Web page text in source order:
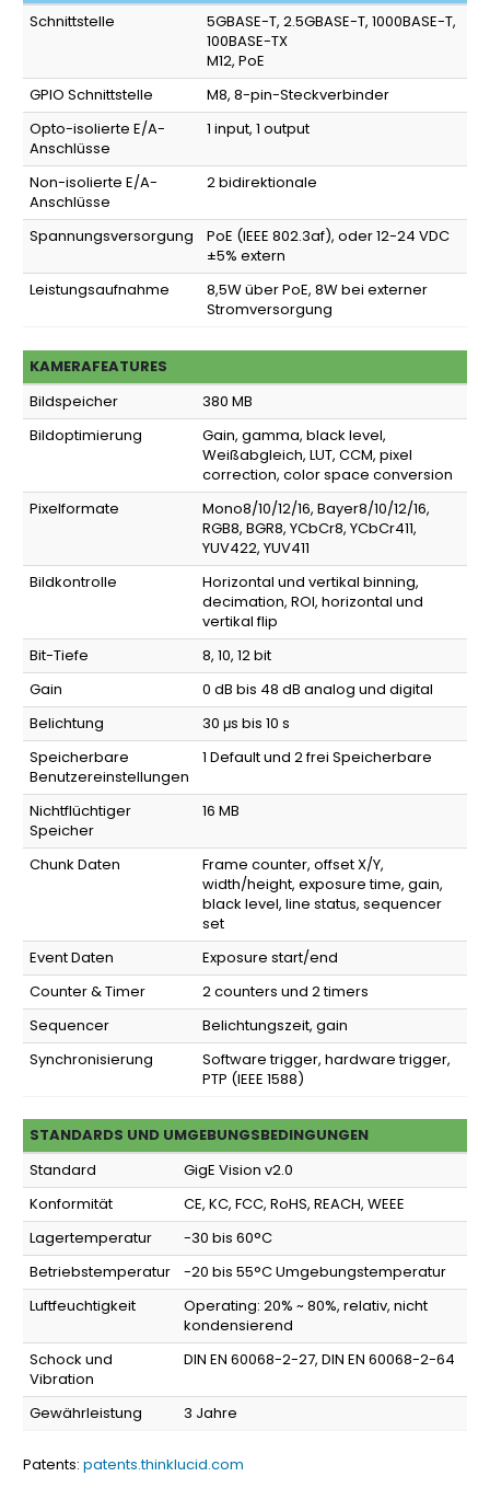
Schnittstelle
5GBASE-T, 2.5GBASE-T, 1000BASE-T,
100BASE-TX
M12, PoE
GPIO Schnittstelle
M8, 8-pin-Steckverbinder
Opto-isolierte E/A-
Anschlüsse
1 input, 1 output
Non-isolierte E/A-
Anschlüsse
2 bidirektionale
Spannungsversorgung
PoE (IEEE 802.3af), oder 12-24 VDC
±5% extern
Leistungsaufnahme
8,5W über PoE, 8W bei externer
Stromversorgung
KAMERAFEATURES
Bildspeicher
380 MB
Bildoptimierung
Gain, gamma, black level,
Weißabgleich, LUT, CCM, pixel
correction, color space conversion
Pixelformate
Mono8/10/12/16, Bayer8/10/12/16,
RGB8, BGR8, YCbCr8, YCbCr411,
YUV422, YUV411
Bildkontrolle
Horizontal und vertikal binning,
decimation, ROI, horizontal und
vertikal flip
Bit-Tiefe
8, 10, 12 bit
Gain
0 dB bis 48 dB analog und digital
Belichtung
30 μs bis 10 s
Speicherbare
Benutzereinstellungen
1 Default und 2 frei Speicherbare
Nichtflüchtiger
Speicher
16 MB
Chunk Daten
Frame counter, offset X/Y,
width/height, exposure time, gain,
black level, line status, sequencer
set
Event Daten
Exposure start/end
Counter & Timer
2 counters und 2 timers
Sequencer
Belichtungszeit, gain
Synchronisierung
Software trigger, hardware trigger,
PTP (IEEE 1588)
STANDARDS UND UMGEBUNGSBEDINGUNGEN
Standard
GigE Vision v2.0
Konformität
CE, KC, FCC, RoHS, REACH, WEEE
Lagertemperatur
-30 bis 60°C
Betriebstemperatur
-20 bis 55°C Umgebungstemperatur
Luftfeuchtigkeit
Operating: 20% ~ 80%, relativ, nicht
kondensierend
Schock und
Vibration
DIN EN 60068-2-27, DIN EN 60068-2-64
Gewährleistung 3 Jahre
Patents: patents.thinklucid.com